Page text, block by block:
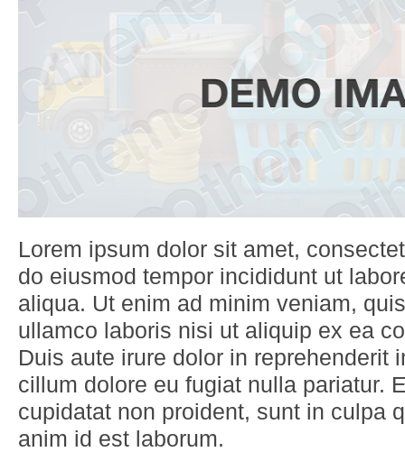
Lorem ipsum dolor sit amet,
do eiusmod tempor incididunt ut
aliqua. Ut enim ad minim veniam,
ullamco laboris nisi ut aliquip ex ea
Duis aute irure dolor in reprehenderit
cillum dolore eu fugiat nulla pariatur.
cupidatat non proident, sunt in culpa
anim id est laborum.